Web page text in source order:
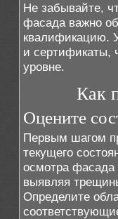
Не забывайте,
фасада важно
квалификацию.
и сертификаты,
уровне.
Как
Оцените
Первым шагом
текущего
осмотра фасада
выявляя
Определите